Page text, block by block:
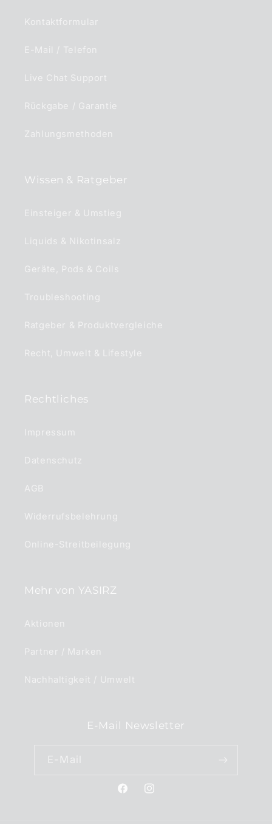
Kontaktformular
E-Mail / Telefon
Live Chat Support
Rückgabe / Garantie
Zahlungsmethoden
Wissen & Ratgeber
Einsteiger & Umstieg
Liquids & Nikotinsalz
Geräte, Pods & Coils
Troubleshooting
Ratgeber & Produktvergleiche
Recht, Umwelt & Lifestyle
Rechtliches
Impressum
Datenschutz
AGB
Widerrufsbelehrung
Online-Streitbeilegung
Mehr von YASIRZ
Aktionen
Partner / Marken
Nachhaltigkeit / Umwelt
E-Mail Newsletter
E-Mail
FacebookInstagram